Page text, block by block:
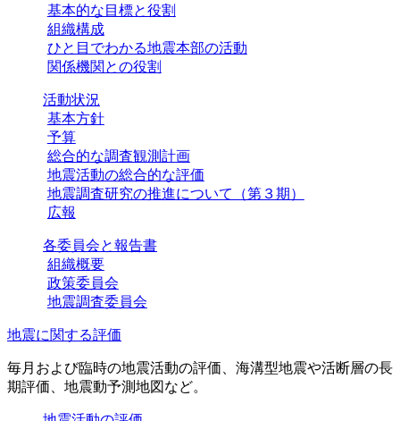
基本的な目標と役割
組織構成
ひと目でわかる地震本部の活動
関係機関との役割
活動状況
基本方針
予算
総合的な調査観測計画
地震活動の総合的な評価
地震調査研究の推進について（第３期）
広報
各委員会と報告書
組織概要
政策委員会
地震調査委員会
地震に関する評価
毎月および臨時の地震活動の評価、海溝型地震や活断層の長
期評価、地震動予測地図など。